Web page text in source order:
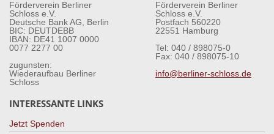
Förderverein Berliner
Schloss e.V.
Deutsche Bank AG, Berlin
BIC: DEUTDEBB
IBAN: DE41 1007 0000
0077 2277 00
zugunsten:
Wiederaufbau Berliner
Schloss
Förderverein Berliner
Schloss e.V.
Postfach 560220
22551 Hamburg
Tel: 040 / 898075-0
Fax: 040 / 898075-10
info@berliner-schloss.de
INTERESSANTE LINKS
Jetzt Spenden